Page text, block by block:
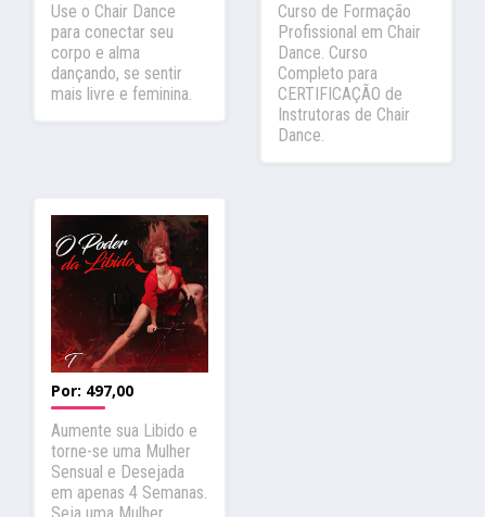
Use o Chair Dance
para conectar seu
corpo e alma
dançando, se sentir
mais livre e feminina.
Curso de Formação
Profissional em Chair
Dance. Curso
Completo para
CERTIFICAÇÃO de
Instrutoras de Chair
Dance.
Por: 497,00
Aumente sua Libido e
torne-se uma Mulher
Sensual e Desejada
em apenas 4 Semanas.